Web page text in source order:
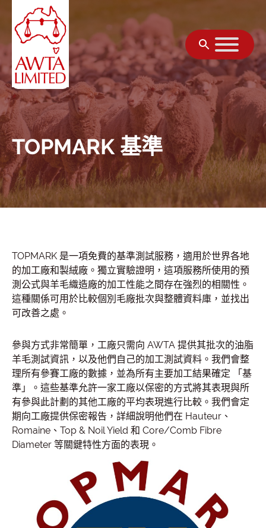
跳至內容
TOPMARK 基準
TOPMARK 是一項免費的基準測試服務，適用於世界各地
的加工廠和製絨廠。獨立實驗證明，這項服務所使用的預
測公式與羊毛織造廠的加工性能之間存在強烈的相關性。
這種關係可用於比較個別毛廠批次與整體資料庫，並找出
可改善之處。
參與方式非常簡單，工廠只需向 AWTA 提供其批次的油脂
羊毛測試資訊，以及他們自己的加工測試資料。我們會整
理所有參賽工廠的數據，並為所有主要加工結果確定 「基
準」。這些基準允許一家工廠以保密的方式將其表現與所
有參與此計劃的其他工廠的平均表現進行比較。我們會定
期向工廠提供保密報告，詳細說明他們在 Hauteur、
Romaine、Top & Noil Yield 和 Core/Comb Fibre
Diameter 等關鍵特性方面的表現。